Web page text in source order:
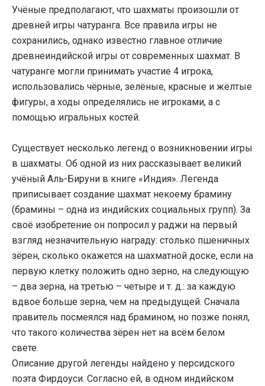
Учёные предполагают, что шахматы произошли от
древней игры чатуранга. Все правила игры не
сохранились, однако известно главное отличие
древнеиндийской игры от современных шахмат. В
чатуранге могли принимать участие 4 игрока,
использовались чёрные, зелёные, красные и жёлтые
фигуры, а ходы определялись не игроками, а с
помощью игральных костей.
Существует несколько легенд о возникновении игры
в шахматы. Об одной из них рассказывает великий
учёный Аль-Бируни в книге «Индия». Легенда
приписывает создание шахмат некоему брамину
(брамины – одна из индийских социальных групп). За
своё изобретение он попросил у раджи на первый
взгляд незначительную награду: столько пшеничных
зёрен, сколько окажется на шахматной доске, если на
первую клетку положить одно зерно, на следующую
– два зерна, на третью – четыре и т. д.: за каждую
вдвое больше зерна, чем на предыдущей. Сначала
правитель посмеялся над брамином, но позже понял,
что такого количества зёрен нет на всём белом
свете.
Описание другой легенды найдено у персидского
поэта Фирдоуси. Согласно ей, в одном индийском